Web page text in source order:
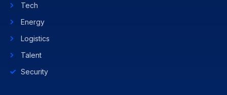
Tech
Energy
Logistics
Talent
Security